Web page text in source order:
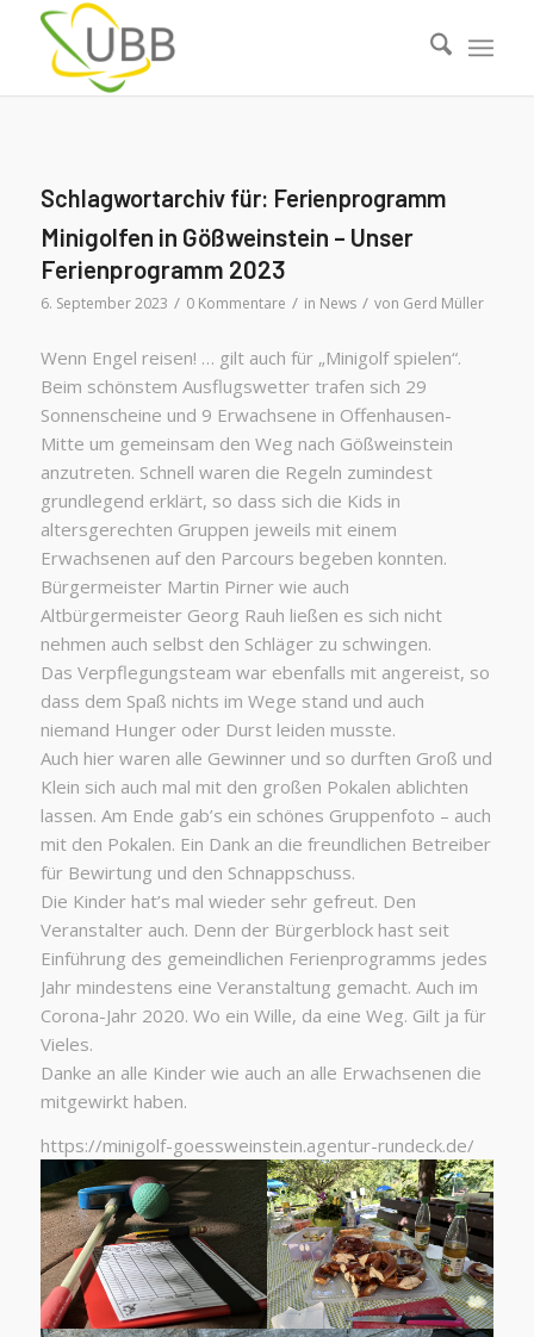
Schlagwortarchiv für: Ferienprogramm
Minigolfen in Gößweinstein – Unser
Ferienprogramm 2023
6. September 2023 / 0 Kommentare / in News / von Gerd Müller
Wenn Engel reisen! … gilt auch für „Minigolf spielen“.
Beim schönstem Ausflugswetter trafen sich 29
Sonnenscheine und 9 Erwachsene in Offenhausen-
Mitte um gemeinsam den Weg nach Gößweinstein
anzutreten. Schnell waren die Regeln zumindest
grundlegend erklärt, so dass sich die Kids in
altersgerechten Gruppen jeweils mit einem
Erwachsenen auf den Parcours begeben konnten.
Bürgermeister Martin Pirner wie auch
Altbürgermeister Georg Rauh ließen es sich nicht
nehmen auch selbst den Schläger zu schwingen.
Das Verpflegungsteam war ebenfalls mit angereist, so
dass dem Spaß nichts im Wege stand und auch
niemand Hunger oder Durst leiden musste.
Auch hier waren alle Gewinner und so durften Groß und
Klein sich auch mal mit den großen Pokalen ablichten
lassen. Am Ende gab’s ein schönes Gruppenfoto – auch
mit den Pokalen. Ein Dank an die freundlichen Betreiber
für Bewirtung und den Schnappschuss.
Die Kinder hat’s mal wieder sehr gefreut. Den
Veranstalter auch. Denn der Bürgerblock hast seit
Einführung des gemeindlichen Ferienprogramms jedes
Jahr mindestens eine Veranstaltung gemacht. Auch im
Corona-Jahr 2020. Wo ein Wille, da eine Weg. Gilt ja für
Vieles.
Danke an alle Kinder wie auch an alle Erwachsenen die
mitgewirkt haben.
https://minigolf-goessweinstein.agentur-rundeck.de/